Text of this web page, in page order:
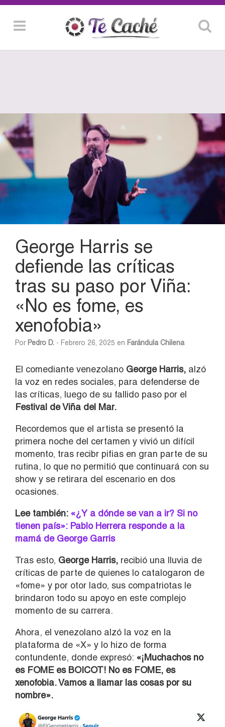
George Harris se
defiende las críticas
tras su paso por Viña:
«No es fome, es
xenofobia»
Por Pedro D. - Febrero 26, 2025 en Farándula Chilena
El comediante venezolano George Harris, alzó
la voz en redes sociales, para defenderse de
las críticas, luego de su fallido paso por el
Festival de Viña del Mar.
Recordemos que el artista se presentó la
primera noche del certamen y vivió un difícil
momento, tras recibr pifias en gran parte de su
rutina, lo que no permitió que continuará con su
show y se retirara del escenario en dos
ocasiones.
Lee también:«¿Y a dónde se van a ir? Si no
tienen país»: Pablo Herrera responde a la
mamá de George Garris
Tras esto, George Harris, recibió una lluvia de
críticas de parte de quienes lo catalogaron de
«fome» y por otor lado, sus compatriotas le
brindaron todo su apoyo en este complejo
momento de su carrera.
Ahora, el venezolano alzó la voz en la
plataforma de «X» y lo hizo de forma
contundente, donde expresó: «¡Muchachos no
es FOME es BOICOT! No es FOME, es
xenofobia. Vamos a llamar las cosas por su
nombre».